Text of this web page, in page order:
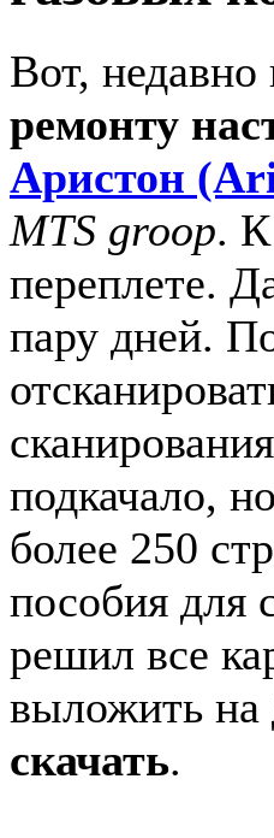
Вот,
ремонту
Аристон
MTS groop.
переплете.
пару дней.
подкачало,
более 250
пособия для
решил все
выложить на
скачать.